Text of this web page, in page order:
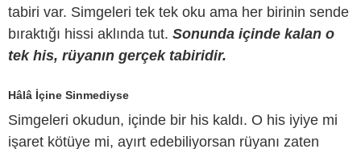
tabiri var. Simgeleri tek tek oku ama her birinin sende
bıraktığı hissi aklında tut. Sonunda içinde kalan o
tek his, rüyanın gerçek tabiridir.
Hâlâ İçine Sinmediyse
Simgeleri okudun, içinde bir his kaldı. O his iyiye mi
işaret kötüye mi, ayırt edebiliyorsan rüyanı zaten